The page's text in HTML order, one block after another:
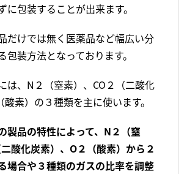
に包装することが出来ます。
だけでは無く医薬品など幅広い分
包装方法となっております。
は、N２（窒素）、CO２（二酸化
素）の３種類を主に使います。
製品の特性によって、N２（窒
酸化炭素）、O２（酸素）から２
場合や３種類のガスの比率を調整